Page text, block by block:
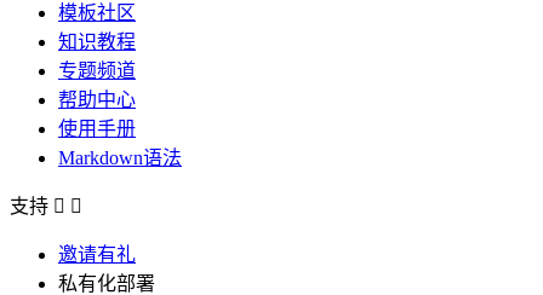
模板社区
知识教程
专题频道
帮助中心
使用手册
Markdown语法
支持  
邀请有礼
私有化部署